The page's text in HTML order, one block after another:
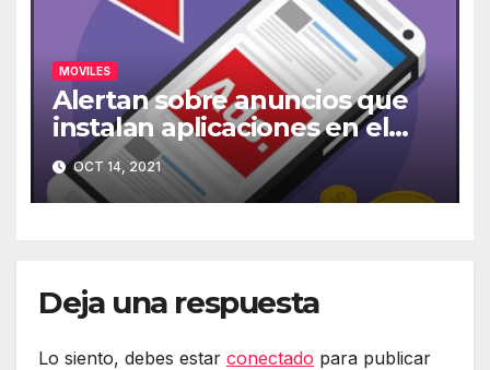
MOVILES
Alertan sobre anuncios que
instalan aplicaciones en el
móvil
OCT 14, 2021
Deja una respuesta
Lo siento, debes estar conectado para publicar